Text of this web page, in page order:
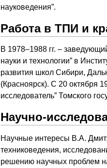
науковедения”.
Работа в ТПИ и
В 1978–1988 гг. –
науки и технологии” в
развития школ Сибири,
(Красноярск). С 20 октября
исследователь” Томского
Научно-
Научные интересы В.А.
техниковедения,
решению научных проблем